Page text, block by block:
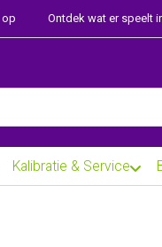
op Ontdek wat er speelt
Kalibratie & Service